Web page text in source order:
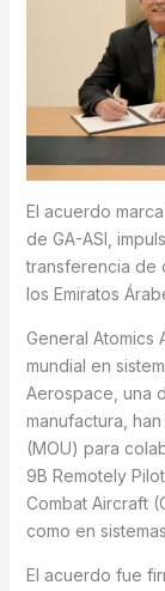
El acuerdo
de GA-ASI,
transferencia de
los Emiratos
General Atomics
mundial en
Aerospace, una
manufactura,
(MOU) para
9B Remotely
Combat Aircraft
como en
El acuerdo fue